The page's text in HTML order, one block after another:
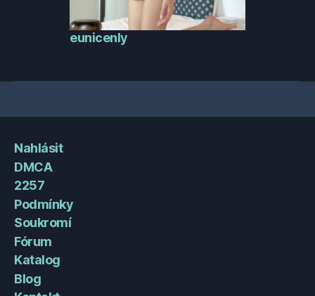
eunicenly
Nahlásit
DMCA
2257
Podmínky
Soukromí
Fórum
Katalog
Blog